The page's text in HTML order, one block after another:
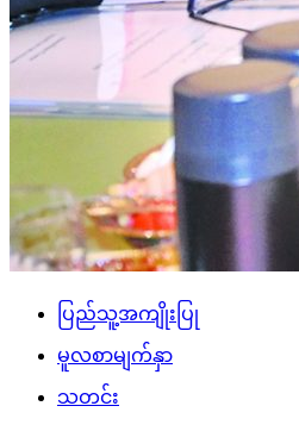
ပြည်သူ့အကျိုးပြု
မူလစာမျက်နှာ
သတင်း